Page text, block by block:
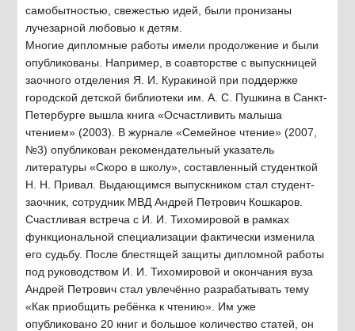
самобытностью, свежестью идей, были пронизаны
лучезарной любовью к детям.
Многие дипломные работы имели продолжение и были
опубликованы. Например, в соавторстве с выпускницей
заочного отделения Я. И. Куракиной при поддержке
городской детской библиотеки им. А. С. Пушкина в Санкт-
Петербурге вышла книга «Осчастливить малыша
чтением» (2003). В журнале «Семейное чтение» (2007,
№3) опубликован рекомендательный указатель
литературы «Скоро в школу», составленный студенткой
Н. Н. Привал. Выдающимся выпускником стал студент-
заочник, сотрудник МВД Андрей Петрович Кошкаров.
Счастливая встреча с И. И. Тихомировой в рамках
функциональной специализации фактически изменила
его судьбу. После блестящей защиты дипломной работы
под руководством И. И. Тихомировой и окончания вуза
Андрей Петрович стал увлечённо разрабатывать тему
«Как приобщить ребёнка к чтению». Им уже
опубликовано 20 книг и большое количество статей, он